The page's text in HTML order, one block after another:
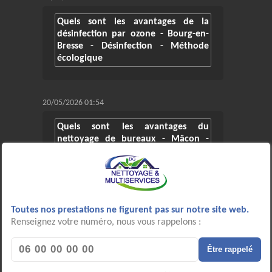
Toutes nos prestations ne figurent pas sur notre site web.
Renseignez votre numéro, nous vous rappelons :
Être rappelé
Quels sont les avantages de la
désinfection par ozone - Bourg-en-
Bresse - Désinfection - Méthode
écologique
20/05/2026 01:54
Quels sont les avantages du
nettoyage de bureaux - Mâcon -
professionnelle
05/05/2026 20:26
remise en état après chantier -